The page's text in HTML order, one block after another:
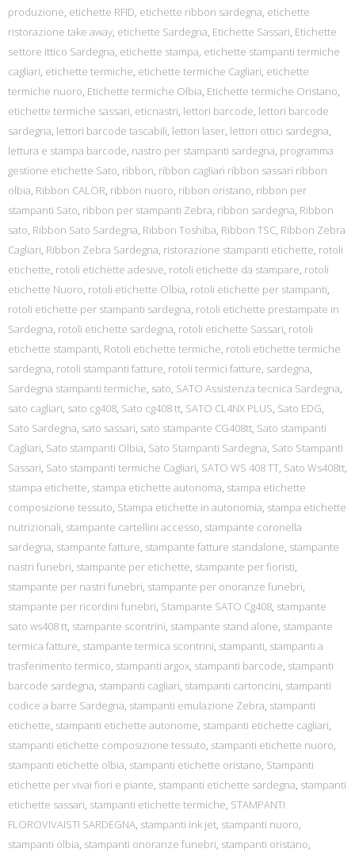
produzione, etichette RFID, etichette ribbon sardegna, etichette
ristorazione take away, etichette Sardegna, Etichette Sassari, Etichette
settore ittico Sardegna, etichette stampa, etichette stampanti termiche
cagliari, etichette termiche, etichette termiche Cagliari, etichette
termiche nuoro, Etichette termiche Olbia, Etichette termiche Oristano,
etichette termiche sassari, eticnastri, lettori barcode, lettori barcode
sardegna, lettori barcode tascabili, lettori laser, lettori ottici sardegna,
lettura e stampa barcode, nastro per stampanti sardegna, programma
gestione etichette Sato, ribbon, ribbon cagliari ribbon sassari ribbon
olbia, Ribbon CALOR, ribbon nuoro, ribbon oristano, ribbon per
stampanti Sato, ribbon per stampanti Zebra, ribbon sardegna, Ribbon
sato, Ribbon Sato Sardegna, Ribbon Toshiba, Ribbon TSC, Ribbon Zebra
Cagliari, Ribbon Zebra Sardegna, ristorazione stampanti etichette, rotoli
etichette, rotoli etichette adesive, rotoli etichette da stampare, rotoli
etichette Nuoro, rotoli etichette Olbia, rotoli etichette per stampanti,
rotoli etichette per stampanti sardegna, rotoli etichette prestampate in
Sardegna, rotoli etichette sardegna, rotoli etichette Sassari, rotoli
etichette stampanti, Rotoli etichette termiche, rotoli etichette termiche
sardegna, rotoli stampanti fatture, rotoli termici fatture, sardegna,
Sardegna stampanti termiche, sato, SATO Assistenza tecnica Sardegna,
sato cagliari, sato cg408, Sato cg408 tt, SATO CL4NX PLUS, Sato EDG,
Sato Sardegna, sato sassari, sato stampante CG408tt, Sato stampanti
Cagliari, Sato stampanti Olbia, Sato Stampanti Sardegna, Sato Stampanti
Sassari, Sato stampanti termiche Cagliari, SATO WS 408 TT, Sato Ws408tt,
stampa etichette, stampa etichette autonoma, stampa etichette
composizione tessuto, Stampa etichette in autonomia, stampa etichette
nutrizionali, stampante cartellini accesso, stampante coronella
sardegna, stampante fatture, stampante fatture standalone, stampante
nastri funebri, stampante per etichette, stampante per fioristi,
stampante per nastri funebri, stampante per onoranze funebri,
stampante per ricordini funebri, Stampante SATO Cg408, stampante
sato ws408 tt, stampante scontrini, stampante stand alone, stampante
termica fatture, stampante termica scontrini, stampanti, stampanti a
trasferimento termico, stampanti argox, stampanti barcode, stampanti
barcode sardegna, stampanti cagliari, stampanti cartoncini, stampanti
codice a barre Sardegna, stampanti emulazione Zebra, stampanti
etichette, stampanti etichette autonome, stampanti etichette cagliari,
stampanti etichette composizione tessuto, stampanti etichette nuoro,
stampanti etichette olbia, stampanti etichette oristano, Stampanti
etichette per vivai fiori e piante, stampanti etichette sardegna, stampanti
etichette sassari, stampanti etichette termiche, STAMPANTI
FLOROVIVAISTI SARDEGNA, stampanti ink jet, stampanti nuoro,
stampanti olbia, stampanti onoranze funebri, stampanti oristano,